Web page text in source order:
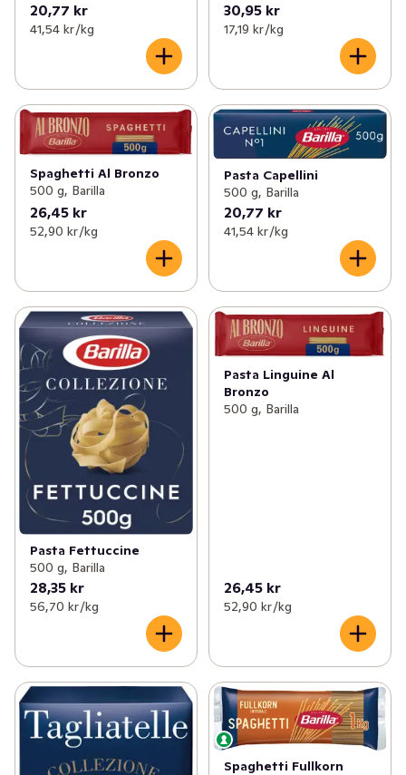
20,77 kr
41,54 kr /kg
30,95 kr
17,19 kr /kg
Spaghetti Al Bronzo
500 g, Barilla
26,45 kr
52,90 kr /kg
Pasta Capellini
500 g, Barilla
20,77 kr
41,54 kr /kg
Pasta Fettuccine
500 g, Barilla
28,35 kr
56,70 kr /kg
Pasta Linguine Al
Bronzo
500 g, Barilla
26,45 kr
52,90 kr /kg
Spaghetti Fullkorn